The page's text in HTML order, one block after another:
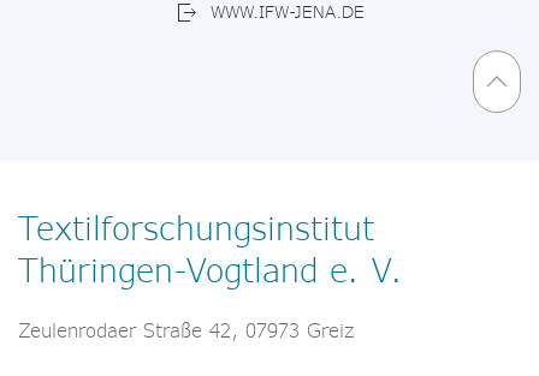
WWW.IFW-JENA.DE
Textilforschungsinstitut
Thüringen-Vogtland e. V.
Zeulenrodaer Straße 42, 07973 Greiz